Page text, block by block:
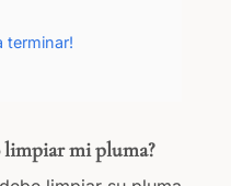
terminar!
limpiar mi pluma?